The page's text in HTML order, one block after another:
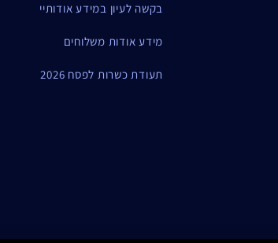
בקשה לעיון במידע אודותיי
מידע אודות משלוחים
תעודת כשרות לפסח 2026